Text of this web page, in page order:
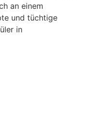
an einem
und tüchtige
in